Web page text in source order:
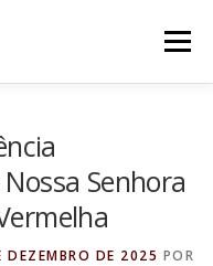
Menu
Senhora
DEZEMBRO DE 2025 POR